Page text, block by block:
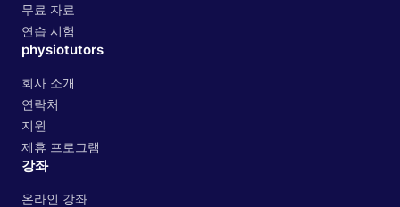
무료 자료
연습 시험
physiotutors
회사 소개
연락처
지원
제휴 프로그램
강좌
온라인 강좌